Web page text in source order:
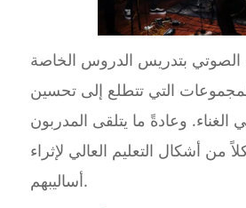
الصوتي بتدريس الدروس الخاصة
التي تتطلع إلى تحسين
الغناء. وعادةً ما يتلقى المدربون
من أشكال التعليم العالي لإثراء
أساليبهم.